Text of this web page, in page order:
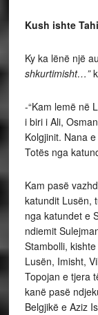
Kush ishte
Ky ka lënë një
shkurtimisht…”
-“Kam lemë në
i biri i Ali,
Kolgjinit. Nana
Totës nga
Kam pasë
katundit Lusën,
nga katundet e
ndiemit
Stambolli,
Lusën, Imisht,
Topojan e tjera
kanë pasë
Belgjikë e Aziz